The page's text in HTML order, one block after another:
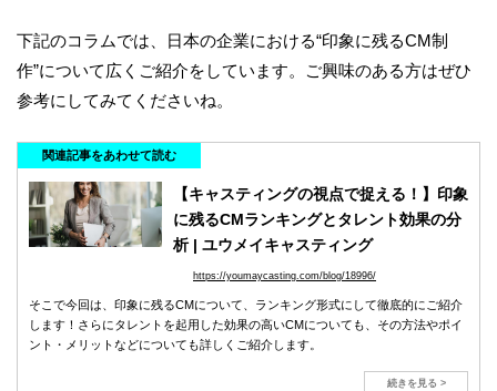
下記のコラムでは、日本の企業における“印象に残るCM制
作”について広くご紹介をしています。ご興味のある方はぜひ
参考にしてみてくださいね。
関連記事をあわせて読む
【キャスティングの視点で捉える！】印象
に残るCMランキングとタレント効果の分
析 | ユウメイキャスティング
https://youmaycasting.com/blog/18996/
そこで今回は、印象に残るCMについて、ランキング形式にして徹底的にご紹介
します！さらにタレントを起用した効果の高いCMについても、その方法やポイ
ント・メリットなどについても詳しくご紹介します。
続きを見る >